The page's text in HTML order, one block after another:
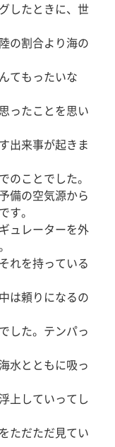
したときに、世
の割合より海の
てもったいな
ったことを思い
出来事が起きま
のことでした。
備の空気源から
す。
ュレーターを外
れを持っている
は頼りになるの
した。テンパっ
水とともに吸っ
上していってし
ただただ見てい